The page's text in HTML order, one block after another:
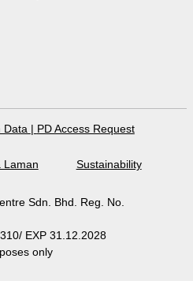
Data | PD Access Request
Laman Sustainability
Sdn. Bhd. Reg. No.
EXP 31.12.2028
only